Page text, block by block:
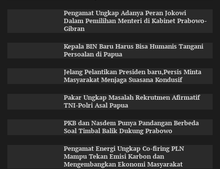
Pengamat Ungkap Adanya Peran Jokowi
Dalam Pemilihan Menteri di Kabinet Prabowo-
Gibran
Kepala BIN Baru Harus Bisa Humanis Tangani
Persoalan di Papua
Jelang Pelantikan Presiden baru,Persis Minta
Masyarakat Menjaga Suasana Kondusif
Pakar Ungkap Masalah Rekrutmen Afirmatif
TNI-Polri Asal Papua
PKB dan Nasdem Punya Pandangan Berbeda
Soal Timbal Balik Dukung Prabowo
Pengamat Energi Ungkap Co-firing PLN
Mampu Tekan Emisi Karbon dan
Mengembangkan Ekonomi Masyarakat